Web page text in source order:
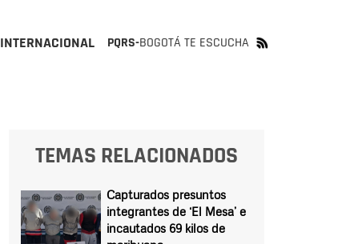
INTERNACIONAL PQRS-BOGOTÁ TE ESCUCHA
TEMAS RELACIONADOS
Capturados presuntos
integrantes de ‘El Mesa’ e
incautados 69 kilos de